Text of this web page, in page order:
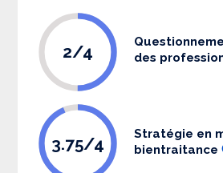
2/4
des
3.75/4
Stratégie en
bientraitance